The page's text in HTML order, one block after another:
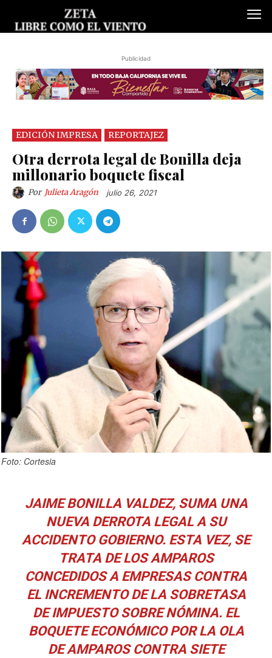
Publicidad
EDICIÓN IMPRESA REPORTAJEZ
Otra derrota legal de Bonilla deja
millonario boquete fiscal
Por Julieta Aragón julio 26, 2021
Foto: Cortesia
JAIME BONILLA VALDEZ, SUMA UNA
NUEVA DERROTA LEGAL A SU
ACCIDENTO GOBIERNO. ESTA VEZ, SE
TRATA DE LOS AMPAROS
CONCEDIDOS A EMPRESAS CONTRA
EL INCREMENTO DE LA SOBRETASA
DE IMPUESTO SOBRE NÓMINA. EL
BOQUETE ECONÓMICO POR LA OLA
DE AMPAROS CONTRA SIETE